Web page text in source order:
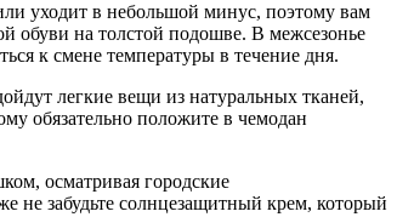
уходит в небольшой минус, поэтому вам
обуви на толстой подошве. В межсезонье
к смене температуры в течение дня.
легкие вещи из натуральных тканей,
обязательно положите в чемодан
осматривая городские
не забудьте солнцезащитный крем, который